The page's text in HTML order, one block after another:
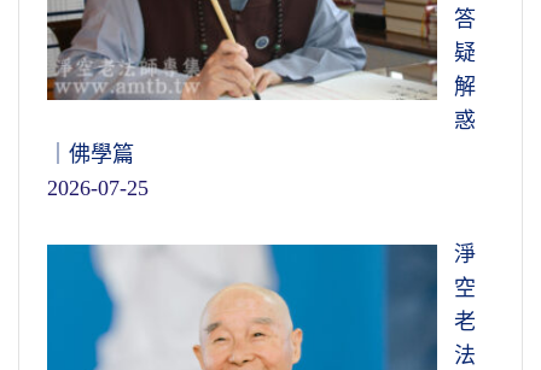
答
疑
解
惑
｜佛學篇
2026-07-25
淨
空
老
法